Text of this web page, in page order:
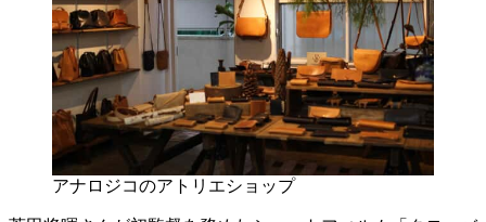
アナロジコのアトリエショップ